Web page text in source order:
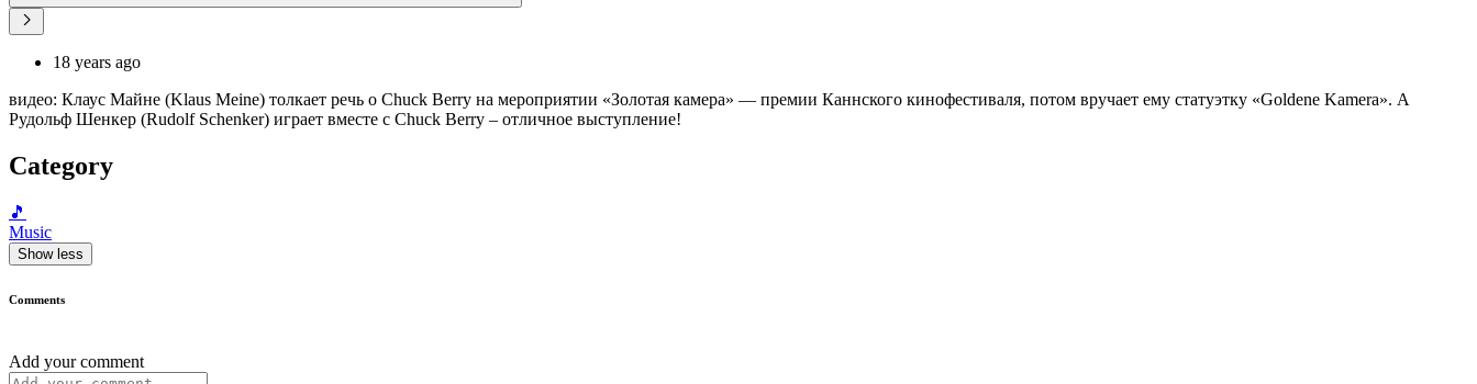
18 years ago
видео: Клаус Майне (Klaus Meine) толкает речь о Chuck Berry на мероприятии «Золотая камера» — премии Каннского кинофестиваля, потом вручает ему статуэтку «Goldene Kamera». А
Рудольф Шенкер (Rudolf Schenker) играет вместе с Chuck Berry – отличное выступление!
Category
🎵
Music
Show less
Comments
Add your comment